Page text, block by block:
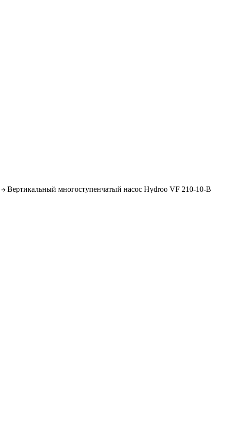
Вертикальный многоступенчатый насос Hydroo VF 210-10-B